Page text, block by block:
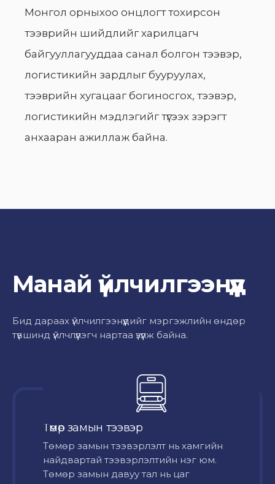
Монгол орныхоо онцлогт тохирсон
тээврийн шийдлийг харилцагч
байгууллагууддаа санал болгон тээвэр,
логистикийн зардлыг бууруулах,
тээврийн хугацааг богиносгох, тээвэр,
логистикийн мэдлэгийг түгээх зэрэгт
анхааран ажиллаж байна.
Манай үйлчилгээнүүд
Бид дараах үйлчилгээнүүдийг мэргэжлийн өндөр
түвшинд үйлчлүүлэгч нартаа үзүүлж байна.
Төмөр замын тээвэр
Төмөр замын тээвэрлэлт нь хамгийн
найдвартай тээвэрлэлтийн нэг юм.
Төмөр замын давуу тал нь цаг